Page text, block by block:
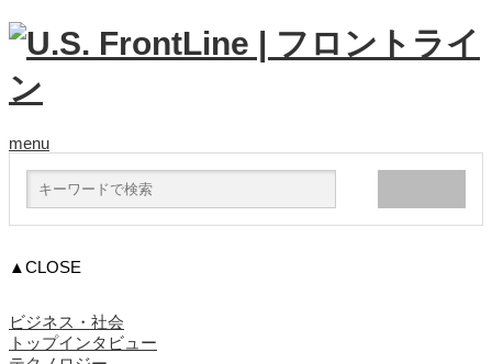
menu
▲CLOSE
ビジネス・社会
トップインタビュー